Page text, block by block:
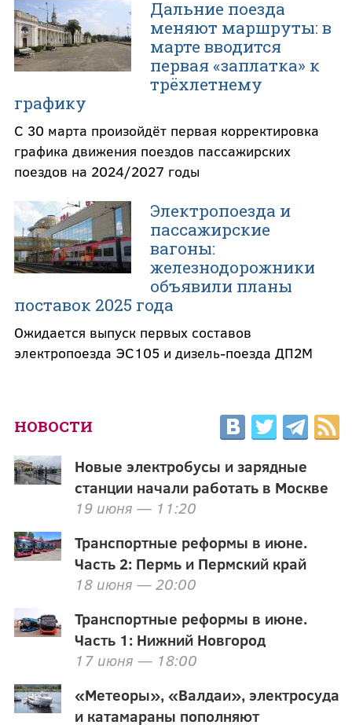
Дальние поезда
меняют маршруты: в
марте вводится
первая «заплатка» к
трёхлетнему
графику
С 30 марта произойдёт первая корректировка
графика движения поездов пассажирских
поездов на 2024/2027 годы
Электропоезда и
пассажирские
вагоны:
железнодорожники
объявили планы
поставок 2025 года
Ожидается выпуск первых составов
электропоезда ЭС105 и дизель-поезда ДП2М
НОВОСТИ
Новые электробусы и зарядные
станции начали работать в Москве
19 июня — 11:20
Транспортные реформы в июне.
Часть 2: Пермь и Пермский край
18 июня — 20:00
Транспортные реформы в июне.
Часть 1: Нижний Новгород
17 июня — 18:00
«Метеоры», «Валдаи», электросуда
и катамараны пополняют